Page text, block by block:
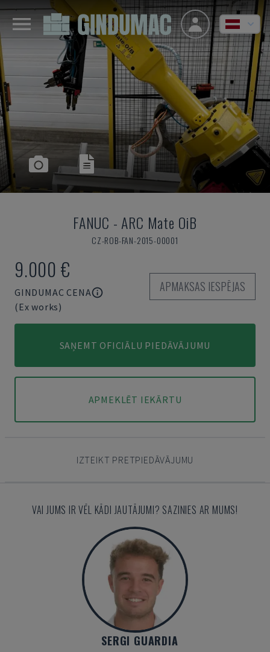
FANUC - ARC Mate OiB
CZ-ROB-FAN-2015-00001
9.000 €
GINDUMAC CENA
(Ex works)
APMAKSAS IESPĒJAS
SAŅEMT OFICIĀLU PIEDĀVĀJUMU
APMEKLĒT IEKĀRTU
IZTEIKT PRETPIEDĀVĀJUMU
VAI JUMS IR VĒL KĀDI JAUTĀJUMI? SAZINIES AR MUMS!
SERGI GUARDIA